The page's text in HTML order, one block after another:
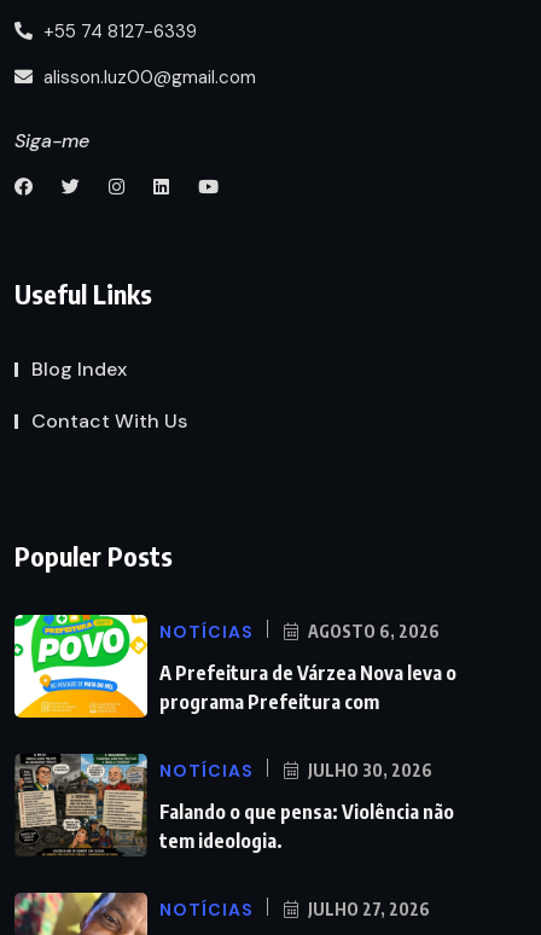
+55 74 8127-6339
alisson.luz00@gmail.com
Siga-me
Useful Links
Blog Index
Contact With Us
Populer Posts
NOTÍCIAS AGOSTO 6, 2026
A Prefeitura de Várzea Nova leva o
programa Prefeitura com
NOTÍCIAS JULHO 30, 2026
Falando o que pensa: Violência não
tem ideologia.
NOTÍCIAS JULHO 27, 2026